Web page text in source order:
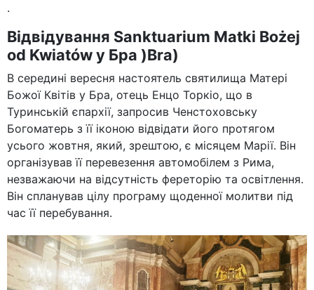
.
Відвідування Sanktuarium Matki Bożej
od Kwiatów у Бра )Bra)
В середині вересня настоятель святилища Матері
Божої Квітів у Бра, отець Енцо Торкіо, що в
Туринській єпархії, запросив Ченстоховську
Богоматерь з її іконою відвідати його протягом
усього жовтня, який, зрештою, є місяцем Марії. Він
організував її перевезення автомобілем з Рима,
незважаючи на відсутність фереторію та освітлення.
Він спланував цілу програму щоденної молитви під
час її перебування.